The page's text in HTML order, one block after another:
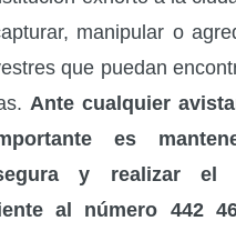
manipular o
que puedan
Ante cualquier
es
y realizar el
al número 442